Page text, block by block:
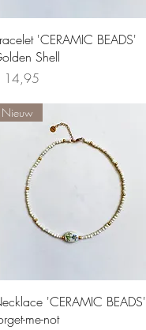
Quick View
'CERAMIC BEADS'
Shell
14,95
Quick View
Nieuw
'CERAMIC BEADS'
me-not